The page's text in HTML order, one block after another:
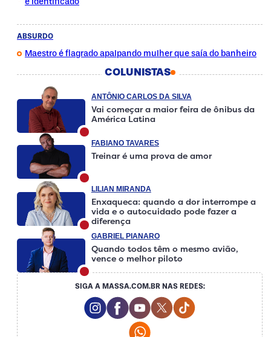
ABSURDO
Maestro é flagrado apalpando mulher que saía do banheiro
COLUNISTAS
ANTÔNIO CARLOS DA SILVA
Vai começar a maior feira de ônibus da
América Latina
FABIANO TAVARES
Treinar é uma prova de amor
LILIAN MIRANDA
Enxaqueca: quando a dor interrompe a
vida e o autocuidado pode fazer a
diferença
GABRIEL PIANARO
Quando todos têm o mesmo avião,
vence o melhor piloto
SIGA A MASSA.COM.BR NAS REDES:
Instagram Social Media
Facebook Social Media
Youtube Social Media
Twitter Social Media
Tiktok Social